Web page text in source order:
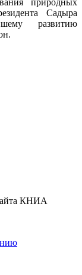
Садыра
развитию
КНИА